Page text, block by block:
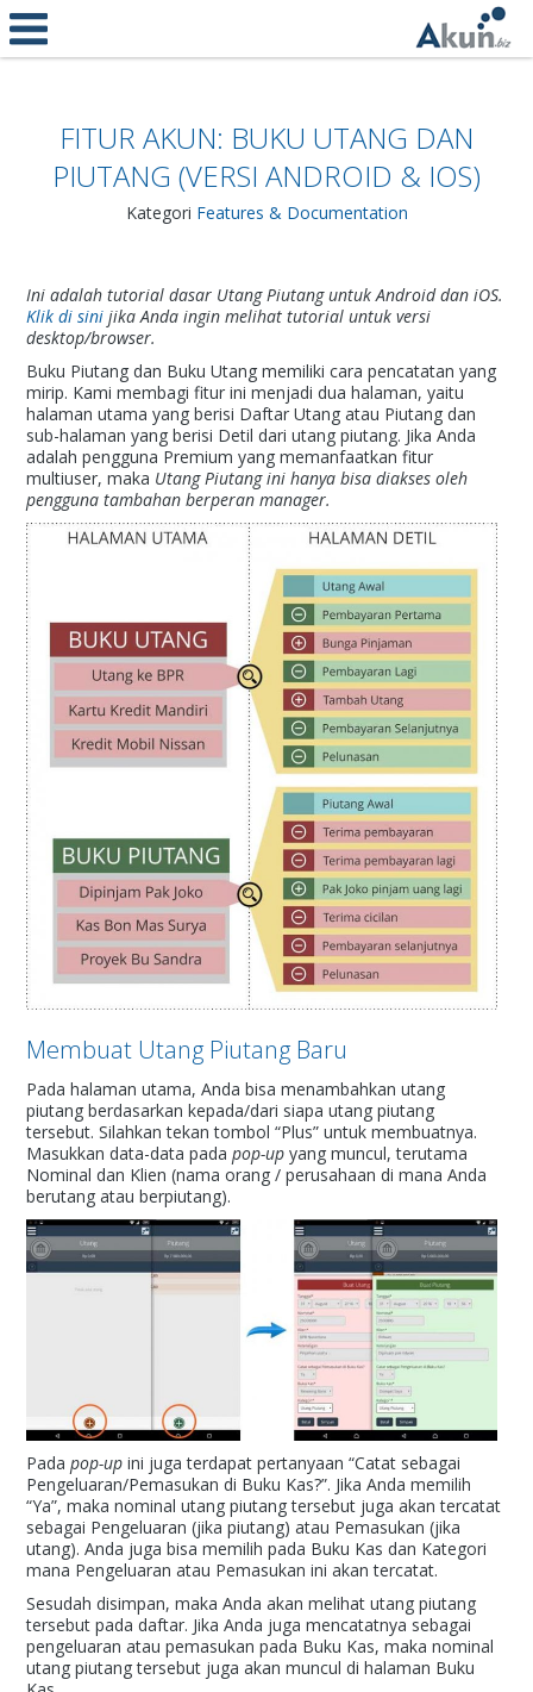
FITUR AKUN: BUKU UTANG DAN
PIUTANG (VERSI ANDROID & IOS)
Kategori Features & Documentation
Ini adalah tutorial dasar Utang Piutang untuk Android dan iOS.
Klik di sini jika Anda ingin melihat tutorial untuk versi
desktop/browser.
Buku Piutang dan Buku Utang memiliki cara pencatatan yang
mirip. Kami membagi fitur ini menjadi dua halaman, yaitu
halaman utama yang berisi Daftar Utang atau Piutang dan
sub-halaman yang berisi Detil dari utang piutang. Jika Anda
adalah pengguna Premium yang memanfaatkan fitur
multiuser, maka Utang Piutang ini hanya bisa diakses oleh
pengguna tambahan berperan manager.
Membuat Utang Piutang Baru
Pada halaman utama, Anda bisa menambahkan utang
piutang berdasarkan kepada/dari siapa utang piutang
tersebut. Silahkan tekan tombol “Plus” untuk membuatnya.
Masukkan data-data padapop-up yang muncul, terutama
Nominal dan Klien (nama orang / perusahaan di mana Anda
berutang atau berpiutang).
Padapop-up ini juga terdapat pertanyaan “Catat sebagai
Pengeluaran/Pemasukan di Buku Kas?”. Jika Anda memilih
“Ya”, maka nominal utang piutang tersebut juga akan tercatat
sebagai Pengeluaran (jika piutang) atau Pemasukan (jika
utang). Anda juga bisa memilih pada Buku Kas dan Kategori
mana Pengeluaran atau Pemasukan ini akan tercatat.
Sesudah disimpan, maka Anda akan melihat utang piutang
tersebut pada daftar. Jika Anda juga mencatatnya sebagai
pengeluaran atau pemasukan pada Buku Kas, maka nominal
utang piutang tersebut juga akan muncul di halaman Buku